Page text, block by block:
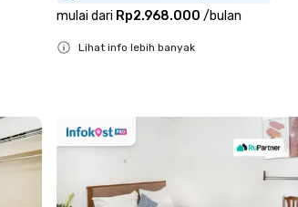
mulai dari Rp2.968.000 /bulan
Lihat info lebih banyak